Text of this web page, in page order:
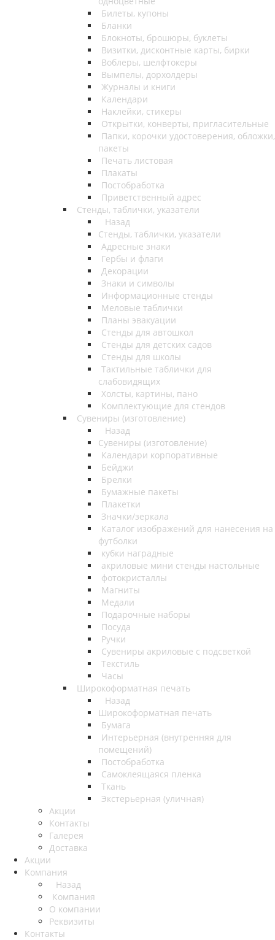
Билеты, купоны
Бланки
Блокноты, брошюры, буклеты
Визитки, дисконтные карты, бирки
Воблеры, шелфтокеры
Вымпелы, дорхолдеры
Журналы и книги
Календари
Наклейки, стикеры
Открытки, конверты, пригласительные
Папки, корочки удостоверения, обложки,
пакеты
Печать листовая
Плакаты
Постобработка
Приветственный адрес
Стенды, таблички, указатели
Назад
Стенды, таблички, указатели
Адресные знаки
Гербы и флаги
Декорации
Знаки и символы
Информационные стенды
Меловые таблички
Планы эвакуации
Стенды для автошкол
Стенды для детских садов
Стенды для школы
Тактильные таблички для
слабовидящих
Холсты, картины, пано
Комплектующие для стендов
Сувениры (изготовление)
Назад
Сувениры (изготовление)
Календари корпоративные
Бейджи
Брелки
Бумажные пакеты
Плакетки
Значки/зеркала
Каталог изображений для нанесения на
футболки
кубки наградные
акриловые мини стенды настольные
фотокристаллы
Магниты
Медали
Подарочные наборы
Посуда
Ручки
Сувениры акриловые с подсветкой
Текстиль
Часы
Широкоформатная печать
Назад
Широкоформатная печать
Бумага
Интерьерная (внутренняя для
помещений)
Постобработка
Самоклеящаяся пленка
Ткань
Экстерьерная (уличная)
Акции
Контакты
Галерея
Доставка
Акции
Компания
Назад
Компания
О компании
Реквизиты
Контакты